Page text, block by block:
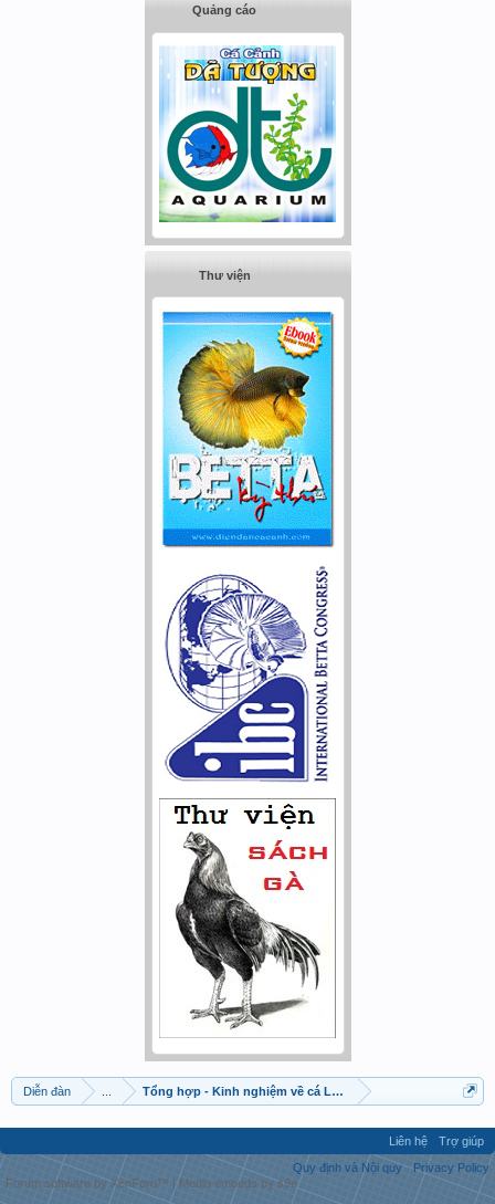
Quảng cáo
Thư viện
Diễn đàn ... Tổng hợp - Kinh nghiệm về cá La Hán
Liên hệ
Trợ giúp
Quy định và Nội quy
Privacy Policy
Forum software by XenForo™
Media embeds by s9e